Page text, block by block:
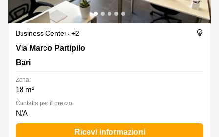
Business Center
+2
Via Marco Partipilo 38-48, Bari
Via Marco Partipilo
Bari
Zona:
18 m²
Сontatta per il prezzo:
N/A
Ricevi informazioni